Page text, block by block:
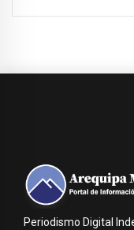
Periodismo Digital